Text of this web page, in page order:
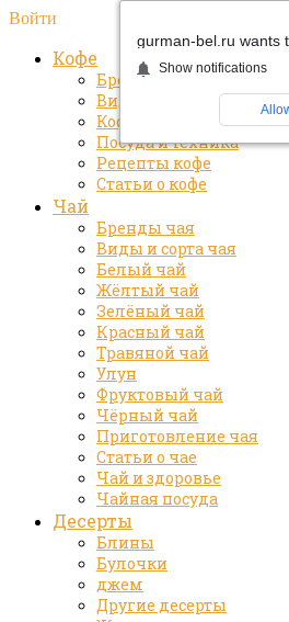
Войти
Кофе
Бренды кофе
Виды и сорта кофе
Кофе и здоровье
Посуда и техника
Рецепты кофе
Статьи о кофе
Чай
Бренды чая
Виды и сорта чая
Белый чай
Жёлтый чай
Зелёный чай
Красный чай
Травяной чай
Улун
Фруктовый чай
Чёрный чай
Приготовление чая
Статьи о чае
Чай и здоровье
Чайная посуда
Десерты
Блины
Булочки
джем
Другие десерты
gurman-bel.ru wants
Show notifications